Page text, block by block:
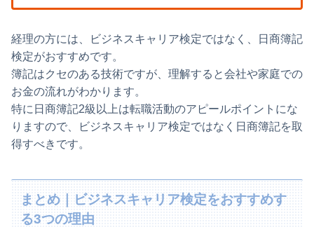
経理の方には、ビジネスキャリア検定ではなく、日商簿記
検定がおすすめです。
簿記はクセのある技術ですが、理解すると会社や家庭での
お金の流れがわかります。
特に日商簿記2級以上は転職活動のアピールポイントにな
りますので、ビジネスキャリア検定ではなく日商簿記を取
得すべきです。
まとめ｜ビジネスキャリア検定をおすすめす
る3つの理由